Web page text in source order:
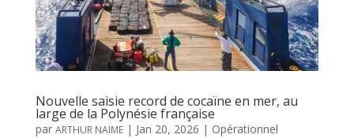
Nouvelle saisie record de cocaïne en mer, au
large de la Polynésie française
par ARTHUR NAIME| Jan 20, 2026 | Opérationnel